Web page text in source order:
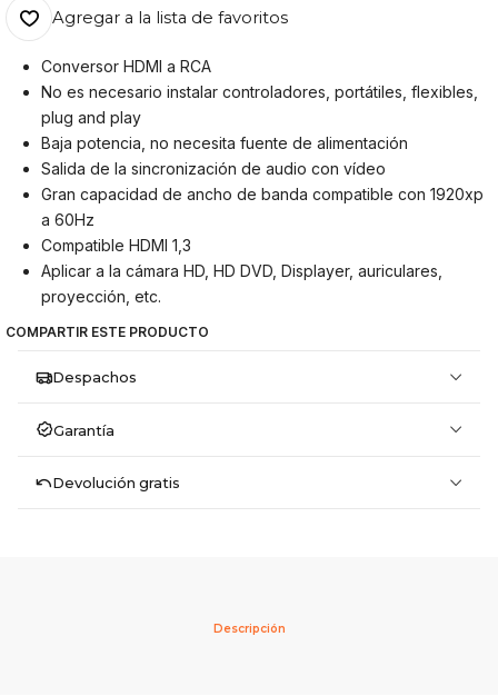
Agregar a la lista de favoritos
Conversor HDMI a RCA
No es necesario instalar controladores, portátiles, flexibles,
plug and play
Baja potencia, no necesita fuente de alimentación
Salida de la sincronización de audio con vídeo
Gran capacidad de ancho de banda compatible con 1920xp
a 60Hz
Compatible HDMI 1,3
Aplicar a la cámara HD, HD DVD, Displayer, auriculares,
proyección, etc.
COMPARTIR ESTE PRODUCTO
Despachos
Garantía
Devolución gratis
Descripción